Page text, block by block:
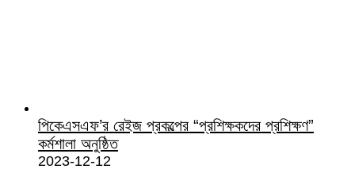
পিকেএসএফ’র রেইজ প্রকল্পের “প্রশিক্ষকদের প্রশিক্ষণ”
কর্মশালা অনুষ্ঠিত
2023-12-12